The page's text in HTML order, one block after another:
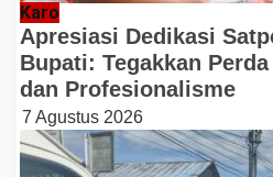
Karo
Apresiasi Dedikasi
Bupati: Tegakkan
dan Profesionalisme
7 Agustus 2026